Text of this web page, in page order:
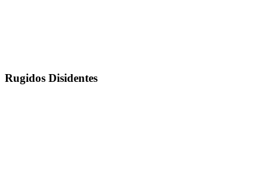
Rugidos Disidentes